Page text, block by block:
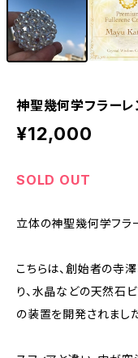
神聖幾何学フラー
¥12,000
SOLD OUT
立体の神聖幾何学フラ
こちらは、創始者の寺
り、水晶などの天然石
の装置を開発されました